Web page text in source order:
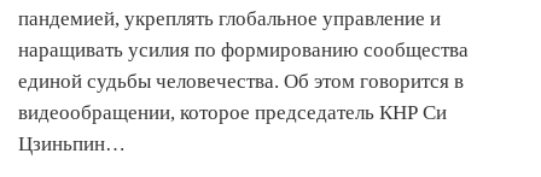
пандемией, укреплять глобальное управление и
наращивать усилия по формированию сообщества
единой судьбы человечества. Об этом говорится в
видеообращении, которое председатель КНР Си
Цзиньпин…